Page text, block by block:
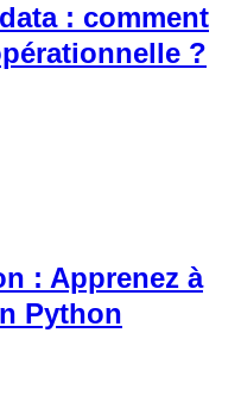
: comment
?
: Apprenez à
Python